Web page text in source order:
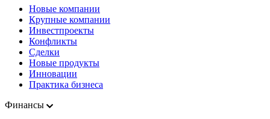
Новые компании
Крупные компании
Инвестпроекты
Конфликты
Сделки
Новые продукты
Инновации
Практика бизнеса
Финансы